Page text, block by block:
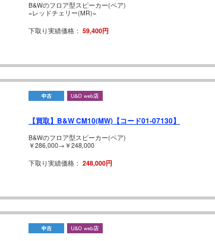
B&Wのフロア型スピーカー(ペア)
=レッドチェリー(MR)=
下取り実績価格： 59,400円
【買取】B&W CM10(MW)【コード01-07130】
B&Wのフロア型スピーカー(ペア)
￥286,000→￥248,000
下取り実績価格： 248,000円